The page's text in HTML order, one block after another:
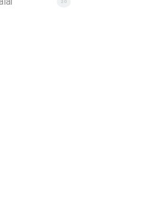
20